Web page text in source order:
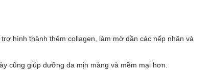
hình thành thêm collagen, làm mờ dần các nếp nhăn và
cũng giúp dưỡng da mịn màng và mềm mại hơn.